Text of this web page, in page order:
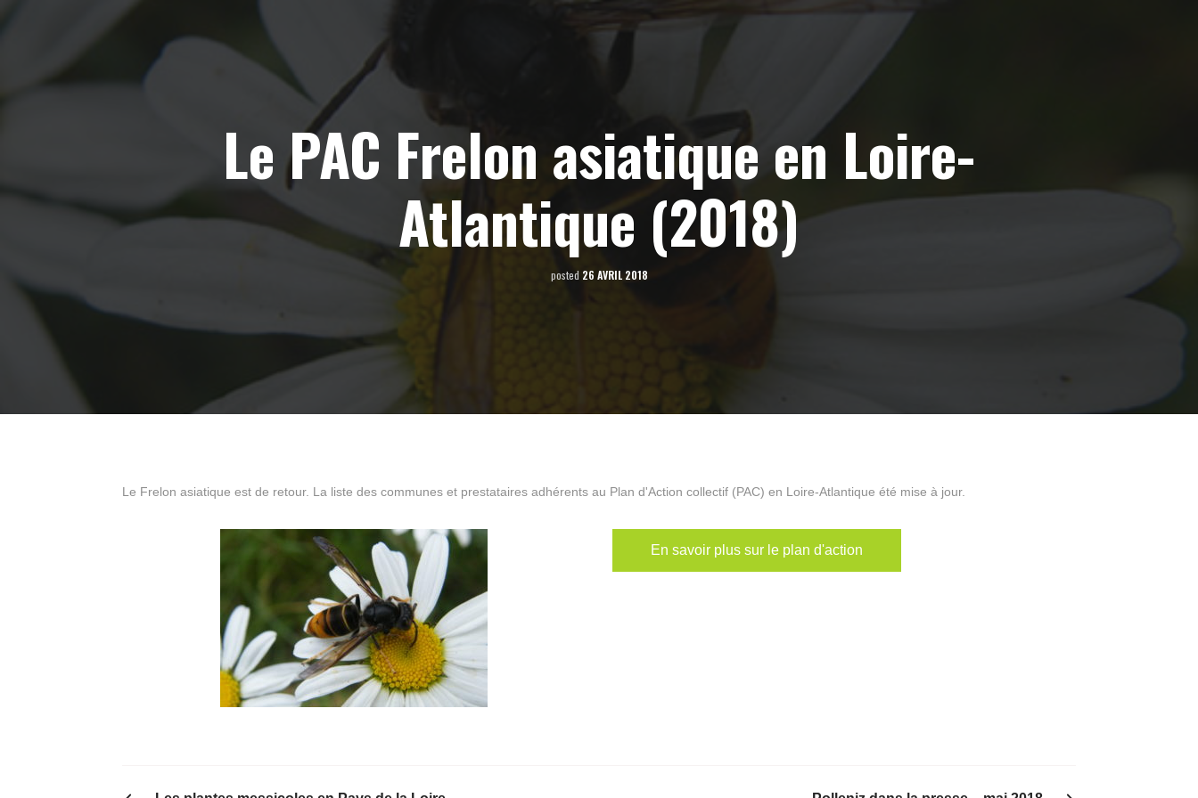
Le PAC Frelon asiatique en Loire-
Atlantique (2018)
posted 26 AVRIL 2018
Le Frelon asiatique est de retour. La liste des communes et prestataires adhérents au Plan d'Action collectif (PAC) en Loire-Atlantique été mise à jour.
En savoir plus sur le plan d'action
PREVIOUS POST